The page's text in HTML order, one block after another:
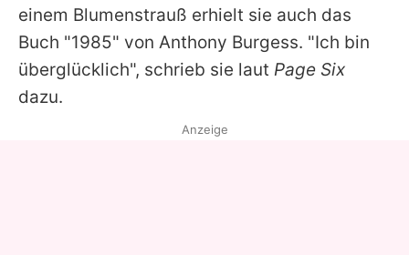
einem Blumenstrauß erhielt sie auch das
Buch "1985" von Anthony Burgess. "Ich bin
überglücklich", schrieb sie laut Page Six
dazu.
Anzeige